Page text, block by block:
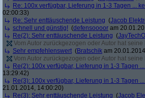
Re: 100x verfügbar, Lieferung in 1-3 Tagen ...
02:00:33)
Re: Sehr enttäuschende Leistung (Jacob
schnell und günstig! (defensoooor am
Re(2): Sehr enttäuschende Leistung (
Vom Autor zurückgezogen oder Autor hat
Sehr empfehlenswert (Bratschik am
Vom Autor zurückgezogen oder Autor hat
Re(2): 100x verfügbar, Lieferung in 1-3 Tagen
13:29:42)
Re(3): 100x verfügbar, Lieferung in 1-3 Tagen
21.01.2014, 14:00:20)
Re(3): Sehr enttäuschende Leistung (Jacob